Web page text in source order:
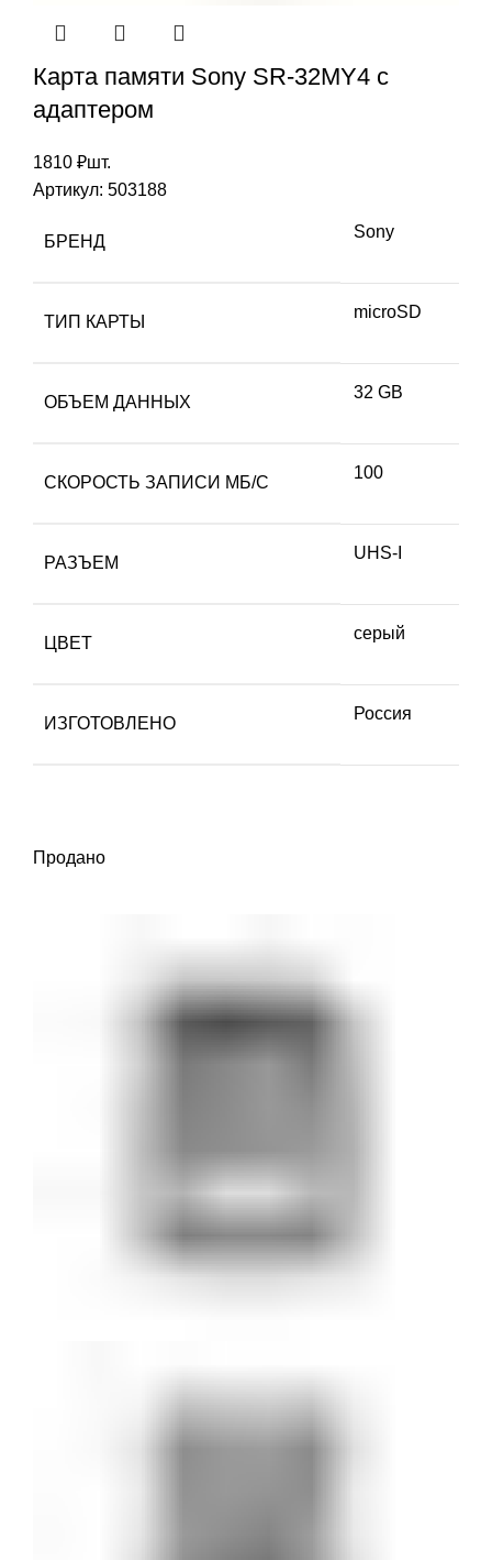
Карта памяти Sony SR-32MY4 с
адаптером
1810 ₽шт.
Артикул: 503188
БРЕНД
Sony
ТИП КАРТЫ
microSD
ОБЪЕМ ДАННЫХ
32 GB
СКОРОСТЬ ЗАПИСИ МБ/С
100
РАЗЪЕМ
UHS-I
ЦВЕТ
серый
ИЗГОТОВЛЕНО
Россия
Продано